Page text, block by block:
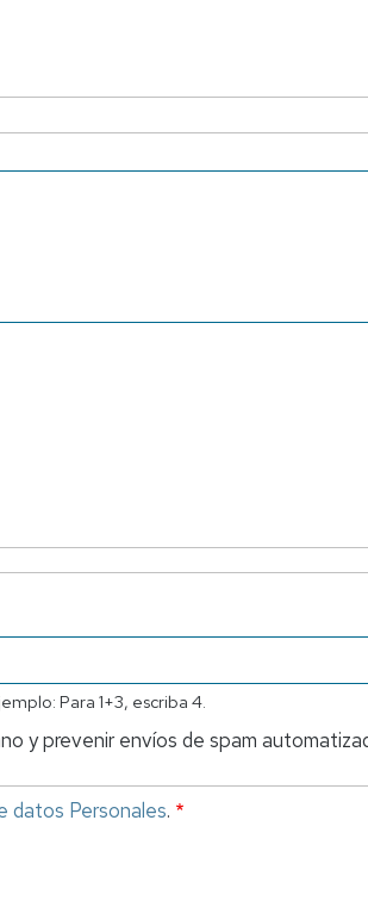
Para 1+3, escriba 4.
y prevenir envíos de spam
datos Personales.